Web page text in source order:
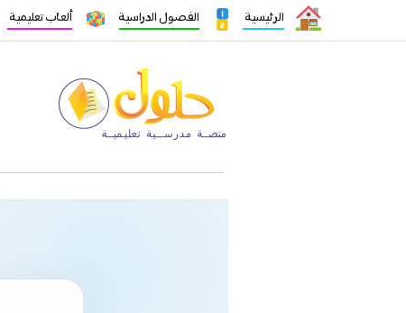
الرئيسية الفصول الدراسية ألعاب تعليمية